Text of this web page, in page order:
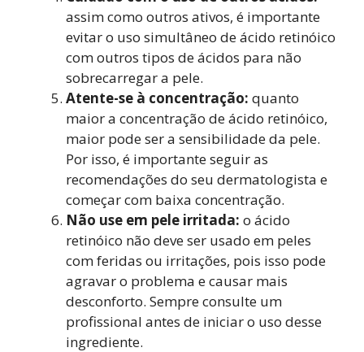
assim como outros ativos, é importante
evitar o uso simultâneo de ácido retinóico
com outros tipos de ácidos para não
sobrecarregar a pele.
Atente-se à concentração: quanto
maior a concentração de ácido retinóico,
maior pode ser a sensibilidade da pele.
Por isso, é importante seguir as
recomendações do seu dermatologista e
começar com baixa concentração.
Não use em pele irritada: o ácido
retinóico não deve ser usado em peles
com feridas ou irritações, pois isso pode
agravar o problema e causar mais
desconforto. Sempre consulte um
profissional antes de iniciar o uso desse
ingrediente.